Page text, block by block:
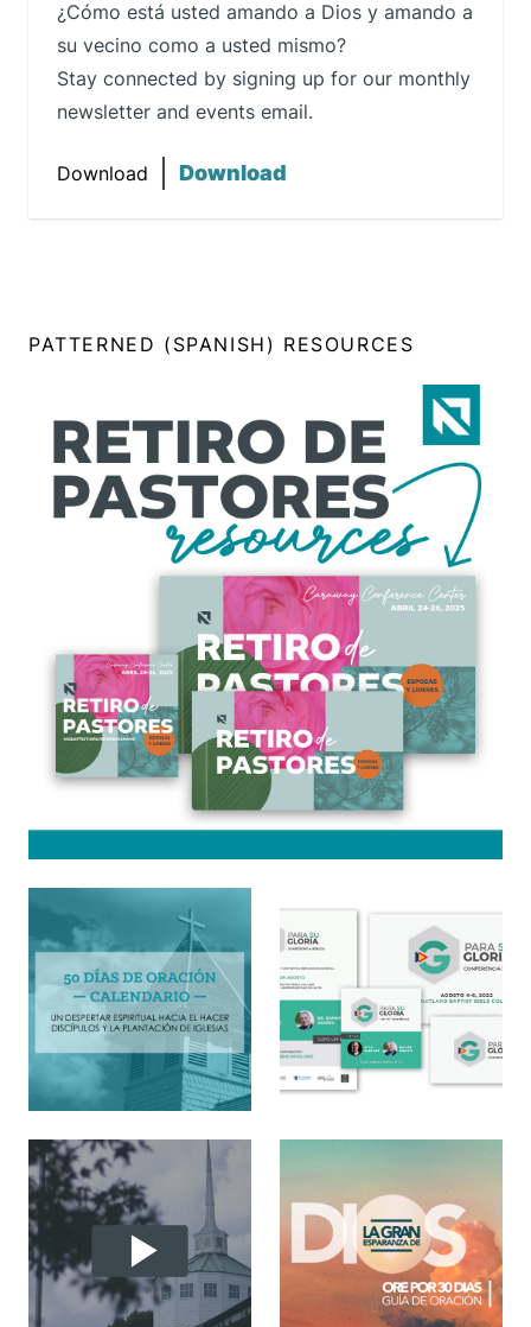
¿Cómo está usted amando a Dios y amando a
su vecino como a usted mismo?
Stay connected by signing up for our monthly
newsletter and events email.
Download Download
PATTERNED (SPANISH) RESOURCES